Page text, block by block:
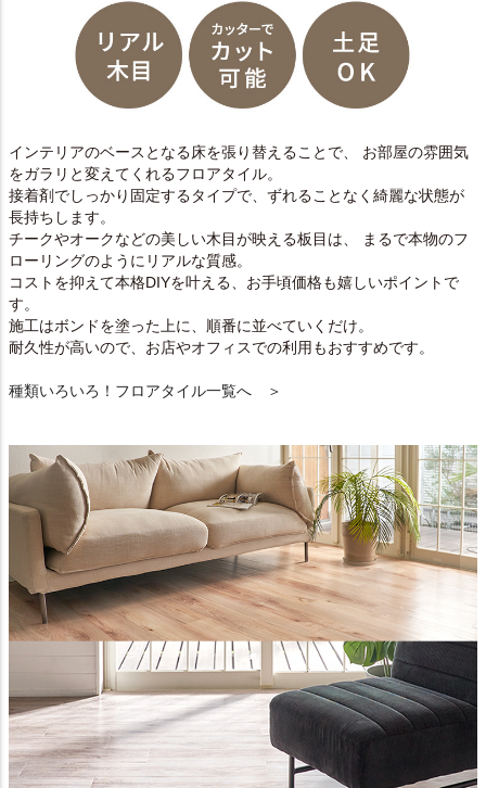
インテリアのベースとなる床を張り替えることで、 お部屋の雰囲気
をガラリと変えてくれるフロアタイル。
接着剤でしっかり固定するタイプで、ずれることなく綺麗な状態が
長持ちします。
チークやオークなどの美しい木目が映える板目は、 まるで本物のフ
ローリングのようにリアルな質感。
コストを抑えて本格DIYを叶える、お手頃価格も嬉しいポイントで
す。
施工はボンドを塗った上に、順番に並べていくだけ。
耐久性が高いので、お店やオフィスでの利用もおすすめです。
種類いろいろ！フロアタイル一覧へ ＞